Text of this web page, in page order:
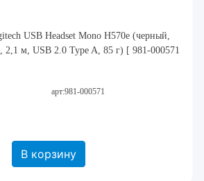
USB Headset Mono H570e (черный,
2,1 м, USB 2.0 Type A, 85 г) [ 981-000571
арт:981-000571
В корзину